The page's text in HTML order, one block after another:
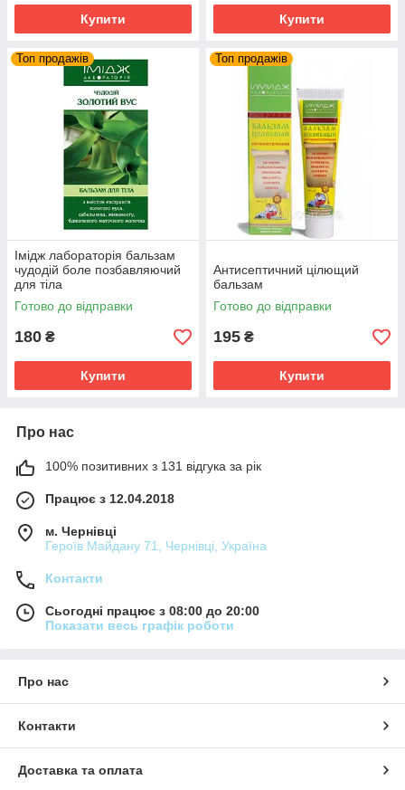
Купити Купити
Топ продажів
Імідж лабораторія бальзам
чудодій боле позбавляючий
для тіла
Готово до відправки
180 ₴
Купити
Топ продажів
Антисептичний цілющий
бальзам
Готово до відправки
195 ₴
Купити
Про нас
100% позитивних з 131 відгука за рік
Працює з 12.04.2018
м. Чернівці
Героїв Майдану 71, Чернівці, Україна
Контакти
Сьогодні працює з 08:00 до 20:00
Показати весь графік роботи
Про нас
Контакти
Доставка та оплата